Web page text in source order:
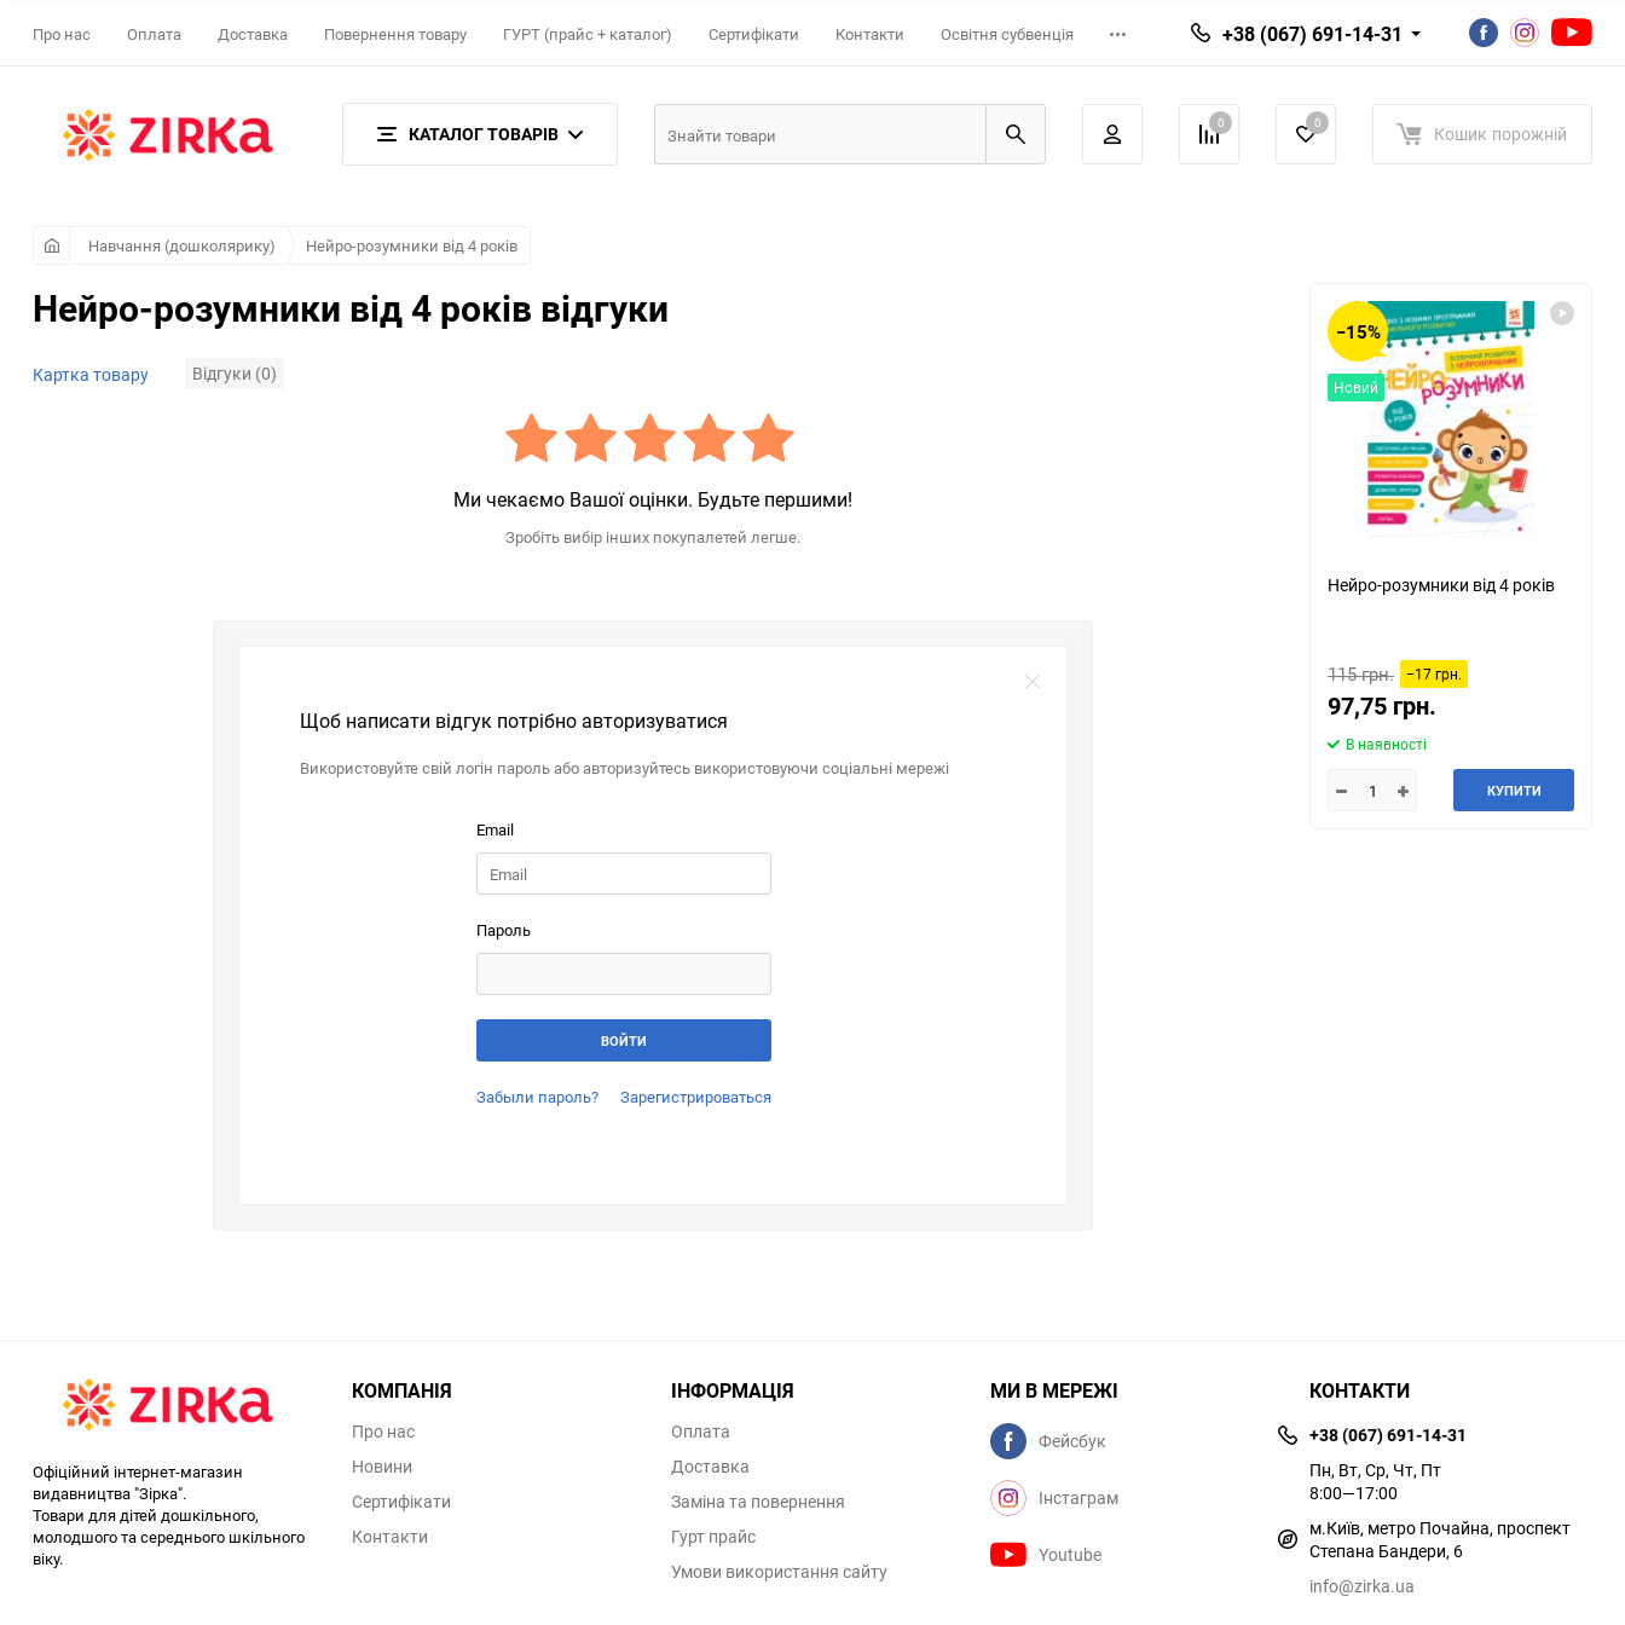
Про нас Оплата Доставка Повернення товару ГУРТ (прайс + каталог) Сертифікати Контакти Освітня субвенція +38 (067) 691-14-31
КАТАЛОГ ТОВАРІВ 0 0 Кошик порожній
Навчання (дошколярику) Нейро-розумники від 4 років
Нейро-розумники від 4 років відгуки
Картка товару Відгуки (0)
Ми чекаємо Вашої оцінки. Будьте першими!
Зробіть вибір інших покупалетей легше.
Щоб написати відгук потрібно авторизуватися
Використовуйте свій логін пароль або авторизуйтесь використовуючи соціальні мережі
Email
Пароль
Забыли пароль? Зарегистрироваться
−15%
Новий
Нейро-розумники від 4 років
115 грн. −17 грн.
97,75 грн.
В наявності
КУПИТИ
Офіційний інтернет-магазин
видавництва "Зірка".
Товари для дітей дошкільного,
молодшого та середнього шкільного
віку.
КОМПАНІЯ
Про нас
Новини
Сертифікати
Контакти
ІНФОРМАЦІЯ
Оплата
Доставка
Заміна та повернення
Гурт прайс
Умови використання сайту
МИ В МЕРЕЖІ
Фейсбук
Інстаграм
Youtube
КОНТАКТИ
+38 (067) 691-14-31
Пн, Вт, Ср, Чт, Пт
8:00—17:00
м.Київ, метро Почайна, проспект
Степана Бандери, 6
info@zirka.ua